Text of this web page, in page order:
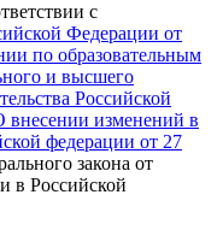
с
Федерации от
по образовательным
и высшего
Российской
внесении изменений в
федерации от 27
закона от
в Российской